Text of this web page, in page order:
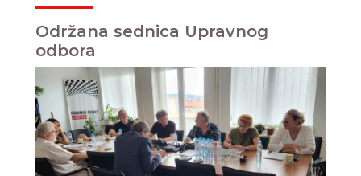
Održana sednica Upravnog
odbora